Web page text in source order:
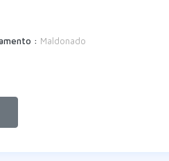
: Maldonado